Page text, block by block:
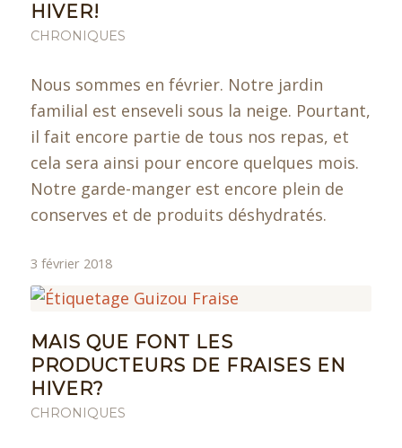
HIVER!
CHRONIQUES
Nous sommes en février. Notre jardin
familial est enseveli sous la neige. Pourtant,
il fait encore partie de tous nos repas, et
cela sera ainsi pour encore quelques mois.
Notre garde-manger est encore plein de
conserves et de produits déshydratés.
3 février 2018
MAIS QUE FONT LES
PRODUCTEURS DE FRAISES EN
HIVER?
CHRONIQUES